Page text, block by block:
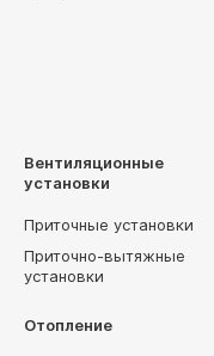
Вентиляционные
установки
Приточные установки
Приточно-вытяжные
установки
Отопление